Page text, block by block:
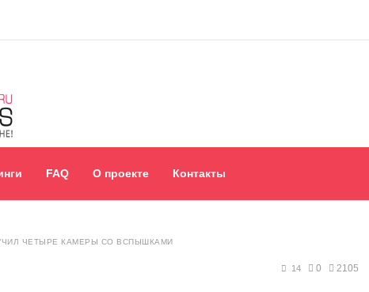
FAQ О проекте Контакты
ЧЕТЫРЕ КАМЕРЫ СО ВСПЫШКАМИ
14 0 2105